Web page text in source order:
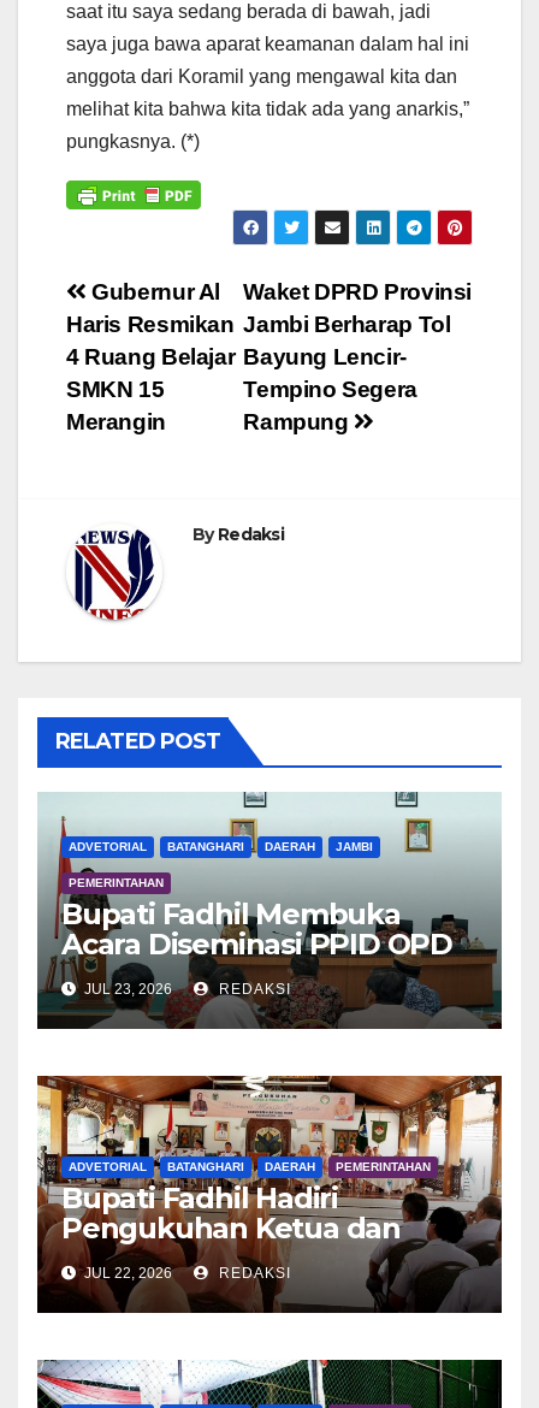
saat itu saya sedang berada di bawah, jadi
saya juga bawa aparat keamanan dalam hal ini
anggota dari Koramil yang mengawal kita dan
melihat kita bahwa kita tidak ada yang anarkis,”
pungkasnya. (*)
Navigasi
pos
Waket DPRD Provinsi
Jambi Berharap Tol
Bayung Lencir-
Tempino Segera
Rampung
Gubernur Al
Haris Resmikan
4 Ruang Belajar
SMKN 15
Merangin
ByRedaksi
RELATED POST
ADVETORIAL BATANGHARI DAERAH JAMBI
PEMERINTAHAN
Bupati Fadhil Membuka
Acara Diseminasi PPID OPD
Dalam Rangka E-Monev
JUL 23, 2026 REDAKSI
ADVETORIAL BATANGHARI DAERAH PEMERINTAHAN
Bupati Fadhil Hadiri
Pengukuhan Ketua dan
Pengurus DWP Batang Hari
2026
JUL 22, 2026 REDAKSI